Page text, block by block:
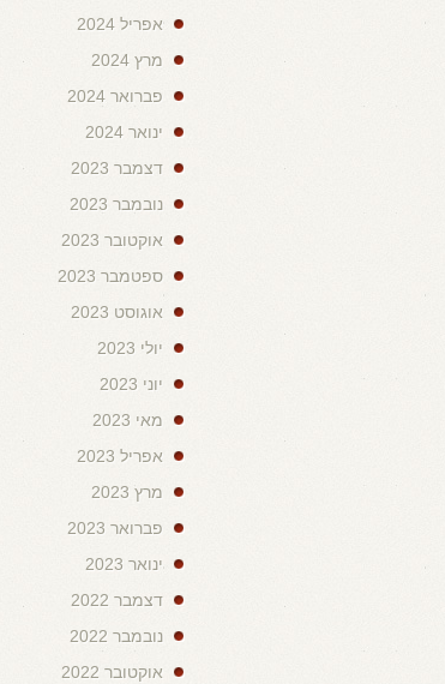
אפריל 2024
מרץ 2024
פברואר 2024
ינואר 2024
דצמבר 2023
נובמבר 2023
אוקטובר 2023
ספטמבר 2023
אוגוסט 2023
יולי 2023
יוני 2023
מאי 2023
אפריל 2023
מרץ 2023
פברואר 2023
ינואר 2023
דצמבר 2022
נובמבר 2022
אוקטובר 2022